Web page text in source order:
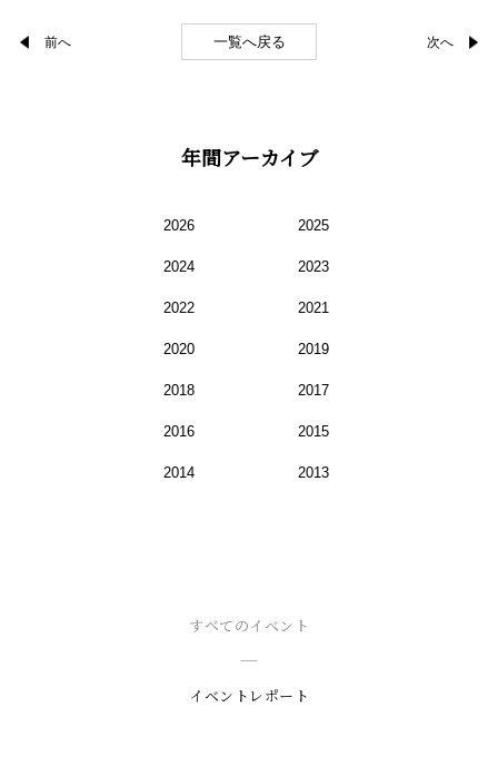
前へ 一覧へ戻る 次へ
年間アーカイブ
2026 2025
2024 2023
2022 2021
2020 2019
2018 2017
2016 2015
2014 2013
すべてのイベント
イベントレポート